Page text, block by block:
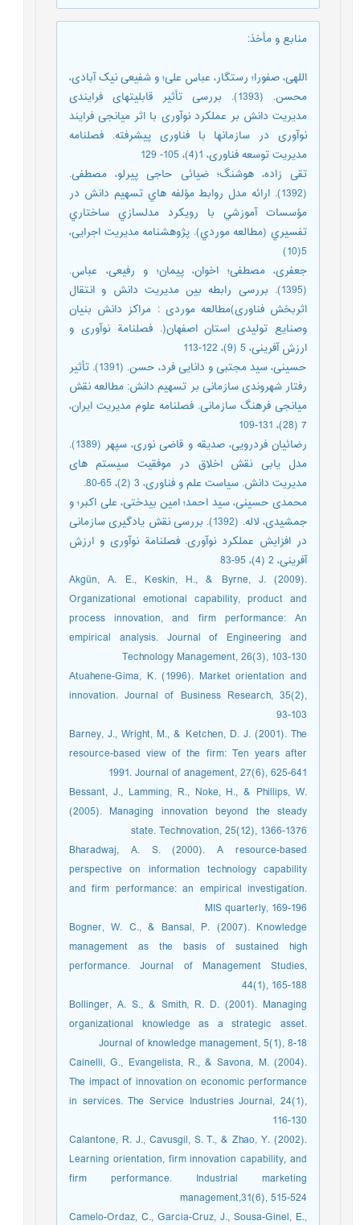
منابع و مأخذ:
اللهی، صفورا؛ رستگار، عباس علی؛ و شفیعی نیک آبادی،
محسن. (1393). بررسی تأثیر قابلیتهای فرایندی
مدیریت دانش بر عملکرد نوآوری با اثر میانجی فرایند
نوآوری در سازمانها با فناوری پیشرفته. فصلنامه
مدیریت توسعه فناوری، 1(4)، 105- 129
تقی زاده، هوشنگ؛ ضیائی حاجی پیرلو، مصطفی.
(1392). ارائه مدل روابط مؤلفه هاي تسهيم دانش در
مؤسسات آموزشي با رويكرد مدلسازي ساختاري
تفسيري (مطالعه موردي). پژوهشنامه مدیریت اجرایی،
5(10)
جعفری، مصطفی؛ اخوان، پیمان؛ و رفیعی، عباس.
(1395). بررسی رابطه بین مدیریت دانش و انتقال
اثربخش فناوری)مطالعه موردی : مراکز دانش بنیان
وصنایع تولیدی استان اصفهان(. فصلنامة نوآوری و
ارزش آفرینی، 5 (9)، 122-113
حسینی، سید مجتبی و دانایی فرد، حسن. (1391). تأثیر
رفتار شهروندی سازمانی بر تسهیم دانش: مطالعه نقش
میانجی فرهنگ سازمانی. فصلنامه علوم مدیریت ایران،
7 (28)، 131-109
رضائیان فردرویی، صدیقه و قاضی نوری، سپهر (1389).
مدل یابی نقش اخلاق در موفقیت سیستم های
مدیریت دانش. سیاست علم و فناوری، 3 (2)، 65-80.
محمدی حسینی، سید احمد؛ امین بیدختی، علی اکبر؛ و
جمشیدی، لاله. (1392). بررسی نقش یادگیری سازمانی
در افزایش عملکرد نوآوری. فصلنامة نوآوری و ارزش
آفرینی، 2 (4)، 95-83
Akgün, A. E., Keskin, H., & Byrne, J. (2009).
Organizational emotional capability, product and
process innovation, and firm performance: An
empirical analysis. Journal of Engineering and
Technology Management, 26(3), 103-130
Atuahene-Gima, K. (1996). Market orientation and
innovation. Journal of Business Research, 35(2),
93-103
Barney, J., Wright, M., & Ketchen, D. J. (2001). The
resource-based view of the firm: Ten years after
1991. Journal of anagement, 27(6), 625-641
Bessant, J., Lamming, R., Noke, H., & Phillips, W.
(2005). Managing innovation beyond the steady
state. Technovation, 25(12), 1366-1376
Bharadwaj, A. S. (2000). A resource-based
perspective on information technology capability
and firm performance: an empirical investigation.
MIS quarterly, 169-196
Bogner, W. C., & Bansal, P. (2007). Knowledge
management as the basis of sustained high
performance. Journal of Management Studies,
44(1), 165-188
Bollinger, A. S., & Smith, R. D. (2001). Managing
organizational knowledge as a strategic asset.
Journal of knowledge management, 5(1), 8-18
Cainelli, G., Evangelista, R., & Savona, M. (2004).
The impact of innovation on economic performance
in services. The Service Industries Journal, 24(1),
116-130
Calantone, R. J., Cavusgil, S. T., & Zhao, Y. (2002).
Learning orientation, firm innovation capability, and
firm performance. Industrial marketing
management,31(6), 515-524
Camelo-Ordaz, C., Garcia-Cruz, J., Sousa-Ginel, E.,